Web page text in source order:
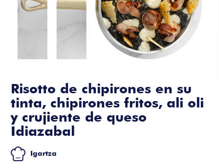
Risotto de chipirones en su
tinta, chipirones fritos, ali oli
y crujiente de queso
Idiazabal
Igartza